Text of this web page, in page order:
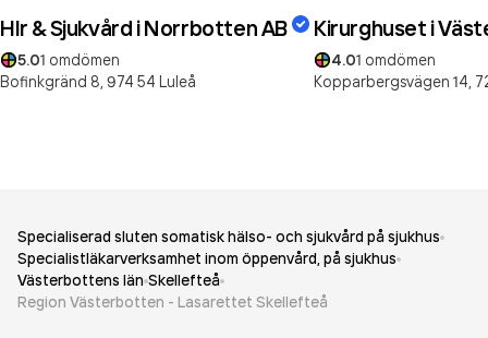
Hlr & Sjukvård i Norrbotten AB
5.01 omdömen
Bofinkgränd 8, 974 54 Luleå
Kirurghuset i
4.01 omdömen
Kopparbergsvägen 14,
Specialiserad sluten somatisk hälso- och sjukvård på sjukhus
Specialistläkarverksamhet inom öppenvård, på sjukhus
Västerbottens län Skellefteå
Region Västerbotten - Lasarettet Skellefteå